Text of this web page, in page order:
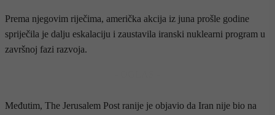
Prema njegovim riječima, američka akcija iz juna prošle godine
spriječila je dalju eskalaciju i zaustavila iranski nuklearni program u
završnoj fazi razvoja.
Međutim, The Jerusalem Post ranije je objavio da Iran nije bio na